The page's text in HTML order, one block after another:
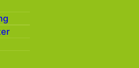
i Budor